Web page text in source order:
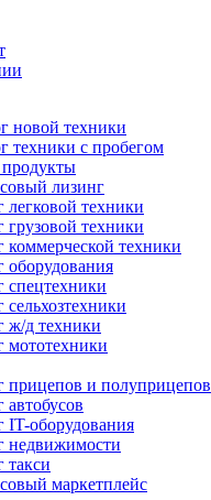
новой техники
техники с пробегом
лизинг
легковой техники
грузовой техники
коммерческой техники
оборудования
спецтехники
сельхозтехники
ж/д техники
мототехники
прицепов и полуприцепов
автобусов
IT-оборудования
недвижимости
такси
маркетплейс